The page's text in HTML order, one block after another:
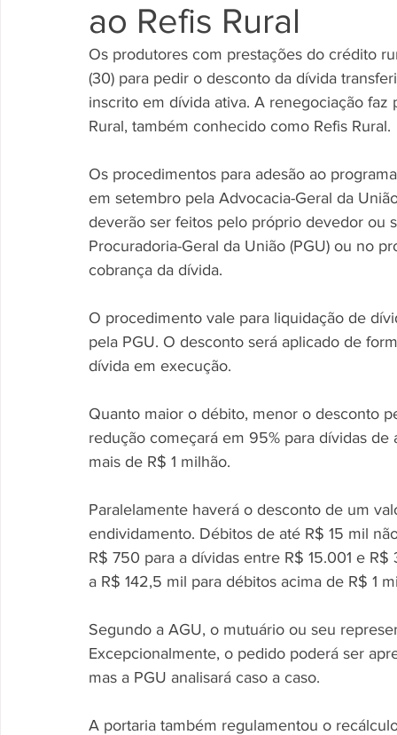
ao Refis Rural
Os produtores com prestações do crédito
(30) para pedir o desconto da dívida
inscrito em dívida ativa. A renegociação
Rural, também conhecido como Refis Rural.
Os procedimentos para adesão ao
em setembro pela Advocacia-Geral da
deverão ser feitos pelo próprio devedor ou
Procuradoria-Geral da União (PGU) ou no
cobrança da dívida.
O procedimento vale para liquidação de
pela PGU. O desconto será aplicado de
dívida em execução.
Quanto maior o débito, menor o desconto
redução começará em 95% para dívidas
mais de R$ 1 milhão.
Paralelamente haverá o desconto de um
endividamento. Débitos de até R$ 15 mil
R$ 750 para a dívidas entre R$ 15.001 e
a R$ 142,5 mil para débitos acima de R$ 1
Segundo a AGU, o mutuário ou seu
Excepcionalmente, o pedido poderá ser
mas a PGU analisará caso a caso.
A portaria também regulamentou o